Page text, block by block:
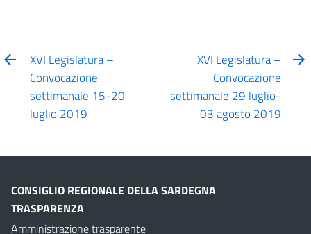
XVI Legislatura –
Convocazione
settimanale 15-20
luglio 2019
XVI Legislatura –
Convocazione
settimanale 29 luglio-
03 agosto 2019
CONSIGLIO REGIONALE DELLA SARDEGNA
TRASPARENZA
Amministrazione trasparente